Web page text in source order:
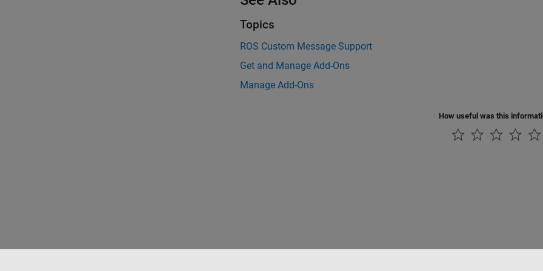
Topics
ROS Custom Message Support
Get and Manage Add-Ons
Manage Add-Ons
How useful was this